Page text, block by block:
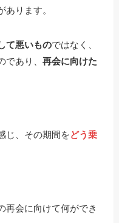
あります。
て悪いものではなく、
であり、再会に向けた
じ、その期間をどう乗
再会に向けて何ができ